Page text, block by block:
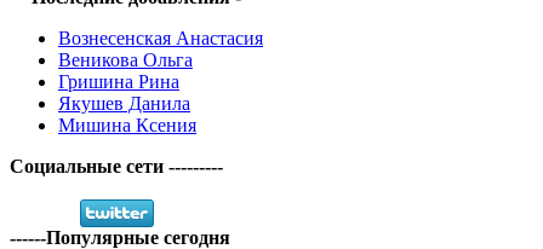
Вознесенская Анастасия
Веникова Ольга
Гришина Рина
Якушев Данила
Мишина Ксения
Социальные сети ---------
------Популярные сегодня